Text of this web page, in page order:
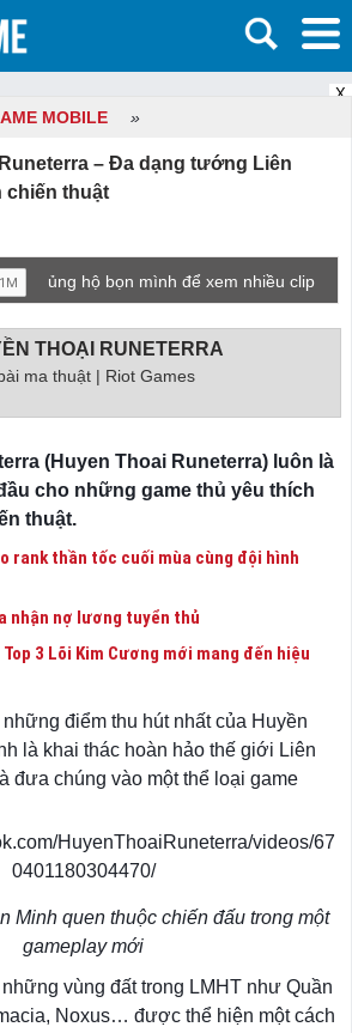
X
MOBILE »
– Đa dạng tướng Liên
chiến thuật
ủng hộ bọn mình để xem nhiều clip
THOẠI RUNETERRA
ma thuật | Riot Games
(Huyen Thoai Runeterra) luôn là
cho những game thủ yêu thích
thuật.
rank thần tốc cuối mùa cùng đội hình
nhận nợ lương tuyển thủ
3 Lõi Kim Cương mới mang đến hiệu
điểm thu hút nhất của Huyền
là khai thác hoàn hảo thế giới Liên
đưa chúng vào một thể loại game
HuyenThoaiRuneterra/videos/67
0401180304470/
Minh quen thuộc chiến đấu trong một
gameplay mới
vùng đất trong LMHT như Quần
Noxus… được thể hiện một cách